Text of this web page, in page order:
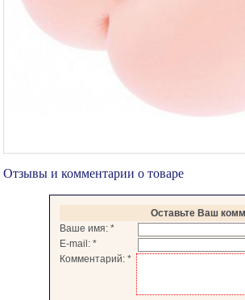
Отзывы и комментарии о товаре
Оставьте Ваш
Ваше имя: *
E-mail: *
Комментарий: *